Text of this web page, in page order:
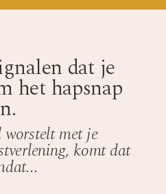
dat je
het hapsnap
met je
komt dat